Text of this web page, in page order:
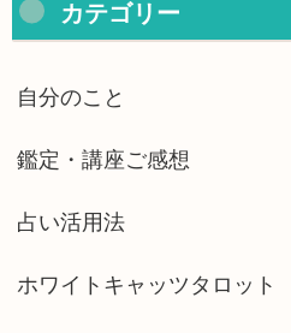
カテゴリー
自分のこと
鑑定・講座ご感想
占い活用法
ホワイトキャッツタロット